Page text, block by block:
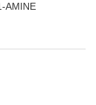
AMINE